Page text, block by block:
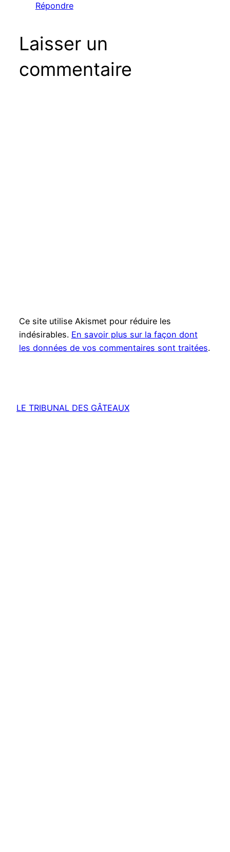
Répondre
Laisser un
commentaire
Ce site utilise Akismet pour réduire les
indésirables. En savoir plus sur la façon dont
les données de vos commentaires sont traitées.
LE TRIBUNAL DES GÂTEAUX